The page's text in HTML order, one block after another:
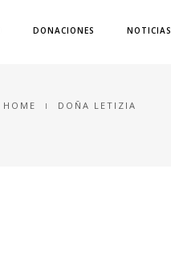
DONACIONES NOTICIAS
HOME DOÑA LETIZIA